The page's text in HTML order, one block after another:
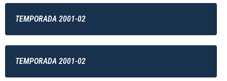
TEMPORADA 2001-02
TEMPORADA 2001-02